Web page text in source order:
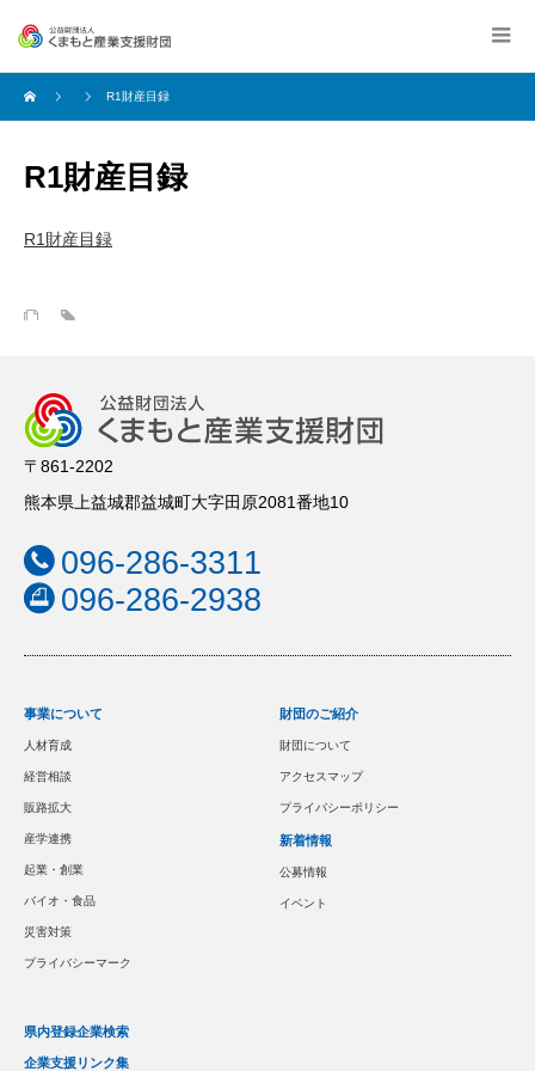
R1財産目録
R1財産目録
R1財産目録
〒861-2202
熊本県上益城郡益城町大字田原2081番地10
096-286-3311
096-286-2938
事業について
人材育成
経営相談
販路拡大
産学連携
起業・創業
バイオ・食品
災害対策
プライバシーマーク
財団のご紹介
財団について
アクセスマップ
プライバシーポリシー
新着情報
公募情報
イベント
県内登録企業検索
企業支援リンク集